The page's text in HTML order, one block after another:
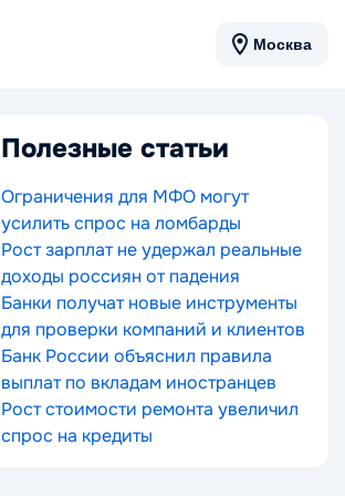
Москва
Полезные статьи
Ограничения для МФО могут
усилить спрос на ломбарды
Рост зарплат не удержал реальные
доходы россиян от падения
Банки получат новые инструменты
для проверки компаний и клиентов
Банк России объяснил правила
выплат по вкладам иностранцев
Рост стоимости ремонта увеличил
спрос на кредиты